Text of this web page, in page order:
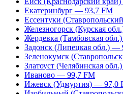
Екатеринбург — 93,7 FM
Ессентуки
Железногорск (Курская
Жердевка (Тамбовская
Задонск (Липецкая обл.) —
Зеленокумск
Златоуст (Челябинская
Иваново — 99,7 FM
Ижевск (Удмуртия) — 97,0